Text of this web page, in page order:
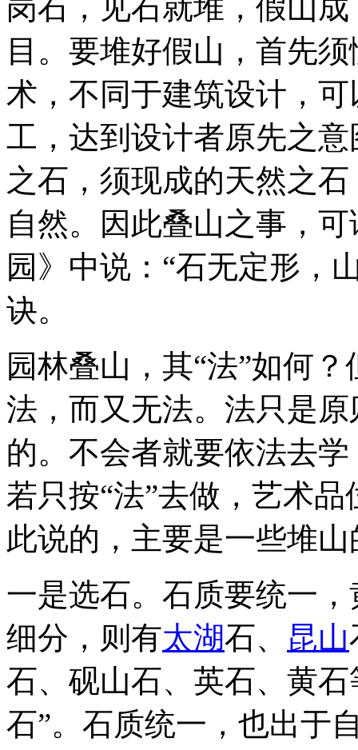
岗石，见石就堆，假山
目。要堆好假山，首先
术，不同于建筑设计，
工，达到设计者原先之
之石，须现成的天然之
自然。因此叠山之事，
园》中说：“石无定形，
诀。
园林叠山，其“法”如何
法，而又无法。法只是
的。不会者就要依法去
若只按“法”去做，艺术
此说的，主要是一些堆
一是选石。石质要统一
细分，则有太湖石、 昆山
石、砚山石、英石、黄
石”。石质统一，也出于